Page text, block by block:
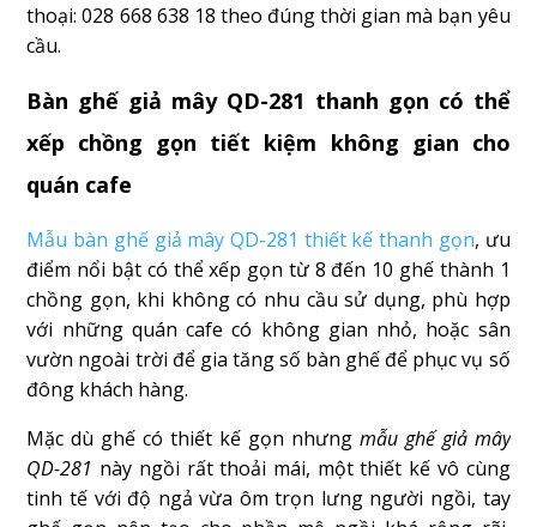
thoại: 028 668 638 18 theo đúng thời gian mà bạn yêu
cầu.
Bàn ghế giả mây QD-281 thanh gọn có thể
xếp chồng gọn tiết kiệm không gian cho
quán cafe
Mẫu bàn ghế giả mây QD-281 thiết kế thanh gọn, ưu
điểm nổi bật có thể xếp gọn từ 8 đến 10 ghế thành 1
chồng gọn, khi không có nhu cầu sử dụng, phù hợp
với những quán cafe có không gian nhỏ, hoặc sân
vườn ngoài trời để gia tăng số bàn ghế để phục vụ số
đông khách hàng.
Mặc dù ghế có thiết kế gọn nhưng mẫu ghế giả mây
QD-281 này ngồi rất thoải mái, một thiết kế vô cùng
tinh tế với độ ngả vừa ôm trọn lưng người ngồi, tay